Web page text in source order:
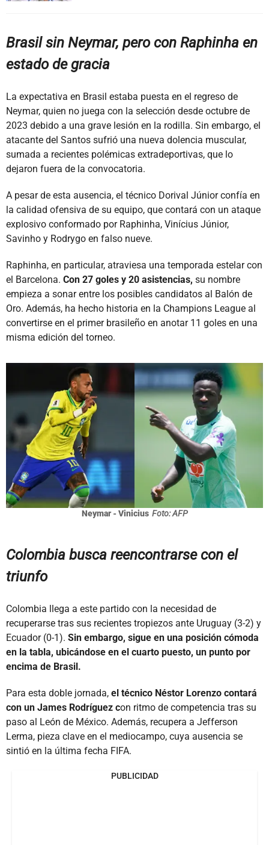
Brasil sin Neymar, pero con Raphinha en
estado de gracia
La expectativa en Brasil estaba puesta en el regreso de
Neymar, quien no juega con la selección desde octubre de
2023 debido a una grave lesión en la rodilla. Sin embargo, el
atacante del Santos sufrió una nueva dolencia muscular,
sumada a recientes polémicas extradeportivas, que lo
dejaron fuera de la convocatoria.
A pesar de esta ausencia, el técnico Dorival Júnior confía en
la calidad ofensiva de su equipo, que contará con un ataque
explosivo conformado por Raphinha, Vinícius Júnior,
Savinho y Rodrygo en falso nueve.
Raphinha, en particular, atraviesa una temporada estelar con
el Barcelona. Con 27 goles y 20 asistencias, su nombre
empieza a sonar entre los posibles candidatos al Balón de
Oro. Además, ha hecho historia en la Champions League al
convertirse en el primer brasileño en anotar 11 goles en una
misma edición del torneo.
Neymar - Vinicius Foto: AFP
Colombia busca reencontrarse con el
triunfo
Colombia llega a este partido con la necesidad de
recuperarse tras sus recientes tropiezos ante Uruguay (3-2) y
Ecuador (0-1). Sin embargo, sigue en una posición cómoda
en la tabla, ubicándose en el cuarto puesto, un punto por
encima de Brasil.
Para esta doble jornada, el técnico Néstor Lorenzo contará
con un James Rodríguez con ritmo de competencia tras su
paso al León de México. Además, recupera a Jefferson
Lerma, pieza clave en el mediocampo, cuya ausencia se
sintió en la última fecha FIFA.
PUBLICIDAD